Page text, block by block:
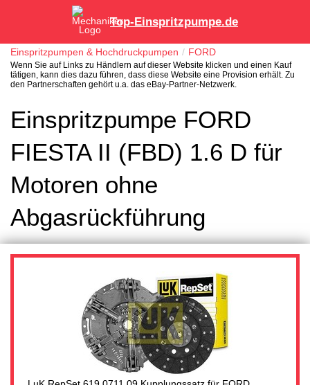
Top-Einspritzpumpe.de
Einspritzpumpen & Hochdruckpumpen FORD
Wenn Sie auf Links zu Händlern auf dieser Website klicken und einen Kauf
tätigen, kann dies dazu führen, dass diese Website eine Provision erhält. Zu
den Partnerschaften gehört u.a. das eBay-Partner-Netzwerk.
Einspritzpumpe FORD
FIESTA II (FBD) 1.6 D für
Motoren ohne
Abgasrückführung